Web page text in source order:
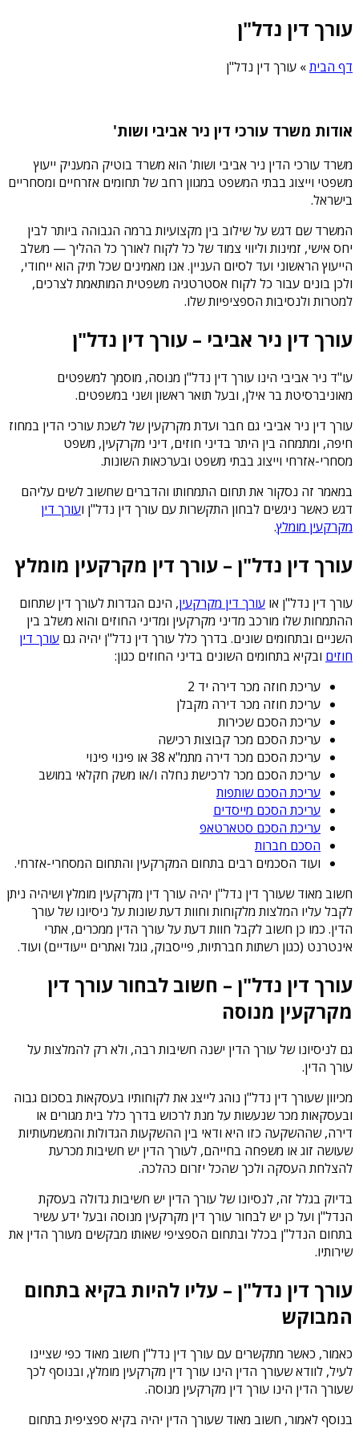
עורך דין נדל"ן
דף הבית» עורך דין נדל"ן
אודות משרד עורכי דין ניר אביבי ושות'
משרד עורכי הדין ניר אביבי ושות' הוא משרד בוטיק המעניק ייעוץ
משפטי וייצוג בבתי המשפט במגוון רחב של תחומים אזרחיים ומסחריים
בישראל.
המשרד שם דגש על שילוב בין מקצועיות ברמה הגבוהה ביותר לבין
יחס אישי, זמינות וליווי צמוד של כל לקוח לאורך כל ההליך — משלב
הייעוץ הראשוני ועד לסיום העניין. אנו מאמינים שכל תיק הוא ייחודי,
ולכן בונים עבור כל לקוח אסטרטגיה משפטית המותאמת לצרכים,
למטרות ולנסיבות הספציפיות שלו.
עורך דין ניר אביבי – עורך דין נדל"ן
עו"ד ניר אביבי הינו עורך דין נדל"ן מנוסה, מוסמך למשפטים
מאוניברסיטת בר אילן, ובעל תואר ראשון ושני במשפטים.
עורך דין ניר אביבי גם חבר ועדת מקרקעין של לשכת עורכי הדין במחוז
חיפה, ומתמחה בין היתר בדיני חוזים, דיני מקרקעין, משפט
מסחרי-אזרחי וייצוג בבתי משפט ובערכאות השונות.
במאמר זה נסקור את תחום התמחותו והדברים שחשוב לשים עליהם
דגש כאשר ניגשים לבחון התקשרות עם עורך דין נדל"ן ועורך דין
מקרקעין מומלץ.
עורך דין נדל"ן – עורך דין מקרקעין מומלץ
עורך דין נדל"ן או עורך דין מקרקעין, הינם הגדרות לעורך דין שתחום
ההתמחות שלו מורכב מדיני מקרקעין ומדיני החוזים והוא משלב בין
השניים ובתחומים שונים. בדרך כלל עורך דין נדל"ן יהיה גם עורך דין
חוזים ובקיא בתחומים השונים בדיני החוזים כגון:
עריכת חוזה מכר דירה יד 2
עריכת חוזה מכר דירה מקבלן
עריכת הסכם שכירות
עריכת הסכם מכר קבוצות רכישה
עריכת הסכם מכר דירה מתמ"א 38 או פינוי פינוי
עריכת הסכם מכר לרכישת נחלה ו/או משק חקלאי במושב
עריכת הסכם שותפות
עריכת הסכם מייסדים
עריכת הסכם סטארטאפ
הסכם חברות
ועוד הסכמים רבים בתחום המקרקעין והתחום המסחרי-אזרחי.
חשוב מאוד שעורך דין נדל"ן יהיה עורך דין מקרקעין מומלץ ושיהיה ניתן
לקבל עליו המלצות מלקוחות וחוות דעת שונות על ניסיונו של עורך
הדין. כמו כן חשוב לקבל חוות דעת על עורך הדין ממכרים, אתרי
אינטרנט (כגון רשתות חברתיות, פייסבוק, גוגל ואתרים ייעודיים) ועוד.
עורך דין נדל"ן – חשוב לבחור עורך דין
מקרקעין מנוסה
גם לניסיונו של עורך הדין ישנה חשיבות רבה, ולא רק להמלצות על
עורך הדין.
מכיוון שעורך דין נדל"ן נוהג לייצג את לקוחותיו בעסקאות בסכום גבוה
ובעסקאות מכר שנעשות על מנת לרכוש בדרך כלל בית מגורים או
דירה, שההשקעה כזו היא ודאי בין ההשקעות הגדולות והמשמעותיות
שעושה זוג או משפחה בחייהם, לעורך הדין יש חשיבות מכרעת
להצלחת העסקה ולכך שהכל יזרום כהלכה.
בדיוק בגלל זה, לנסיונו של עורך הדין יש חשיבות גדולה בעסקת
הנדל"ן ועל כן יש לבחור עורך דין מקרקעין מנוסה ובעל ידע עשיר
בתחום הנדל"ן בכלל ובתחום הספציפי שאותו מבקשים מעורך הדין את
שירותיו.
עורך דין נדל"ן – עליו להיות בקיא בתחום
המבוקש
כאמור, כאשר מתקשרים עם עורך דין נדל"ן חשוב מאוד כפי שציינו
לעיל, לוודא שעורך הדין הינו עורך דין מקרקעין מומלץ, ובנוסף לכך
שעורך הדין הינו עורך דין מקרקעין מנוסה.
בנוסף לאמור, חשוב מאוד שעורך הדין יהיה בקיא ספציפית בתחום